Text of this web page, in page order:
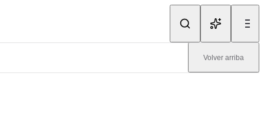
Volver arriba